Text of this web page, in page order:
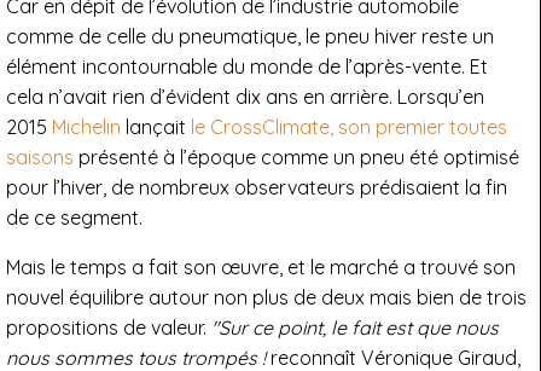
Car en dépit de l’évolution de l’industrie automobile
comme de celle du pneumatique, le pneu hiver reste un
élément incontournable du monde de l’après-vente. Et
cela n’avait rien d’évident dix ans en arrière. Lorsqu’en
2015 Michelin lançait le CrossClimate, son premier toutes
saisons présenté à l’époque comme un pneu été optimisé
pour l’hiver, de nombreux observateurs prédisaient la fin
de ce segment.
Mais le temps a fait son œuvre, et le marché a trouvé son
nouvel équilibre autour non plus de deux mais bien de trois
propositions de valeur. "Sur ce point, le fait est que nous
nous sommes tous trompés !reconnaît Véronique Giraud,